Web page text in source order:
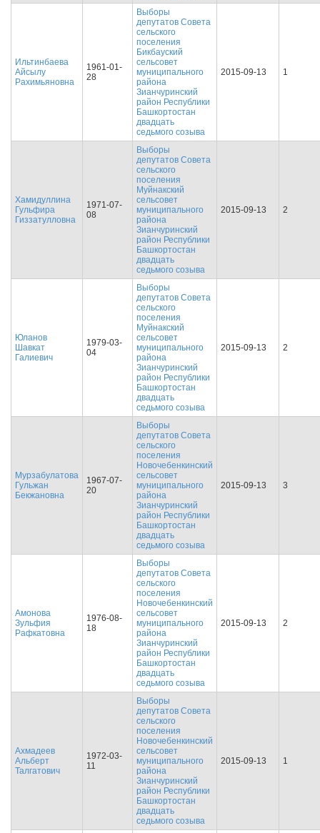
Ильтинбаева
Айсылу
Рахимьяновна
1961-01-
28
Выборы
депутатов Совета
сельского
поселения
Бикбауский
сельсовет
муниципального
района
Зианчуринский
район Республики
Башкортостан
двадцать
седьмого созыва
2015-09-13 1
Хамидуллина
Гульфира
Гиззатулловна
1971-07-
08
Выборы
депутатов Совета
сельского
поселения
Муйнакский
сельсовет
муниципального
района
Зианчуринский
район Республики
Башкортостан
двадцать
седьмого созыва
2015-09-13 2
Юланов
Шавкат
Галиевич
1979-03-
04
Выборы
депутатов Совета
сельского
поселения
Муйнакский
сельсовет
муниципального
района
Зианчуринский
район Республики
Башкортостан
двадцать
седьмого созыва
2015-09-13 2
Мурзабулатова
Гульжан
Бекжановна
1967-07-
20
Выборы
депутатов Совета
сельского
поселения
Новочебенкинский
сельсовет
муниципального
района
Зианчуринский
район Республики
Башкортостан
двадцать
седьмого созыва
2015-09-13 3
Амонова
Зульфия
Рафкатовна
1976-08-
18
Выборы
депутатов Совета
сельского
поселения
Новочебенкинский
сельсовет
муниципального
района
Зианчуринский
район Республики
Башкортостан
двадцать
седьмого созыва
2015-09-13 2
Ахмадеев
Альберт
Талгатович
1972-03-
11
Выборы
депутатов Совета
сельского
поселения
Новочебенкинский
сельсовет
муниципального
района
Зианчуринский
район Республики
Башкортостан
двадцать
седьмого созыва
2015-09-13 1